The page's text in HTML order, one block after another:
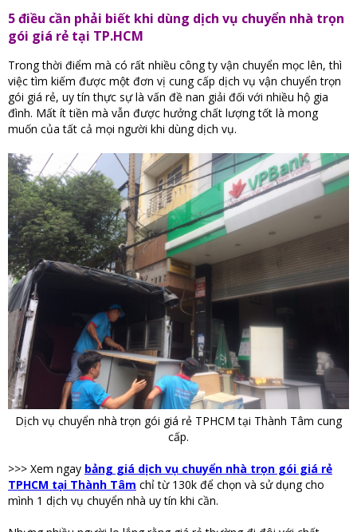
5 điều cần phải biết khi dùng dịch vụ chuyển nhà trọn
gói giá rẻ tại TP.HCM
Trong thời điểm mà có rất nhiều công ty vận chuyển mọc lên, thì
việc tìm kiếm được một đơn vị cung cấp dịch vụ vận chuyển trọn
gói giá rẻ, uy tín thực sự là vấn đề nan giải đối với nhiều hộ gia
đình. Mất ít tiền mà vẫn được hưởng chất lượng tốt là mong
muốn của tất cả mọi người khi dùng dịch vụ.
Dịch vụ chuyển nhà trọn gói giá rẻ TPHCM tại Thành Tâm cung
cấp.
>>> Xem ngay bảng giá dịch vụ chuyển nhà trọn gói giá rẻ
TPHCM tại Thành Tâm chỉ từ 130k để chọn và sử dụng cho
mình 1 dịch vụ chuyển nhà uy tín khi cần.